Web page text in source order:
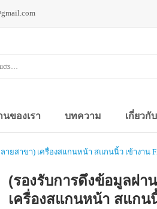
นของเรา บทความ เกี่ยวกั
ยสาขา) เครื่องสแกนหน้า สแกนนิ้ว เข้างาน
(รองรับการดึงข้อมูลผ่า
เครื่องสแกนหน้า สแกน